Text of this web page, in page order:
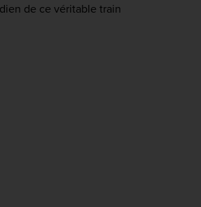
de ce véritable train